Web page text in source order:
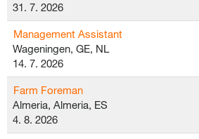
31. 7. 2026
Management Assistant
Wageningen, GE, NL
14. 7. 2026
Farm Foreman
Almeria, Almeria, ES
4. 8. 2026